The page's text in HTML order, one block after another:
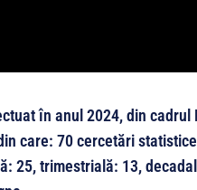
în anul 2024, din cadrul
care: 70 cercetări
25, trimestrială: 13,